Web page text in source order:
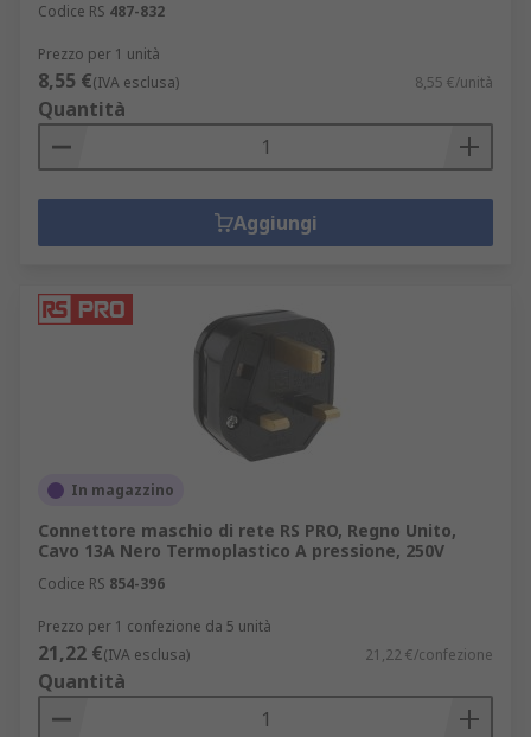
Codice RS 487-832
Prezzo per 1 unità
8,55 €(IVA esclusa) 8,55 €/unità
Quantità
Aggiungi
In magazzino
Connettore maschio di rete RS PRO, Regno Unito,
Cavo 13A Nero Termoplastico A pressione, 250V
Codice RS 854-396
Prezzo per 1 confezione da 5 unità
21,22 €(IVA esclusa) 21,22 €/confezione
Quantità